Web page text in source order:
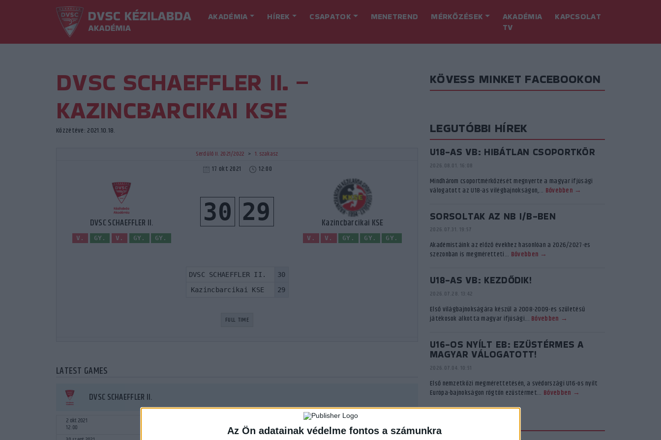
Az Ön adatainak védelme fontos a számunkra
AKADÉMIA HÍREK CSAPATOK MENETREND MÉRKŐZÉSEK
AKADÉMIA
TV
KAPCSOLAT
DVSC SCHAEFFLER II. –
KAZINCBARCIKAI KSE
Közzétéve: 2021.10.18.
Serdülő II. 2021/2022 > 1. szakasz
17 okt 2021 12:00
DVSC SCHAEFFLER II.
V. GY. V. GY. GY.
30 29 Kazincbarcikai KSE
V. V. GY. GY. GY.
DVSC SCHAEFFLER II.
30
Kazincbarcikai KSE
29
FULL TIME
LATEST GAMES
DVSC SCHAEFFLER II.
2 okt 2021
12:00
DVSC SCHAEFFLER II.
KÖVESS MINKET FACEBOOKON
LEGUTÓBBI HÍREK
U18-AS VB: HIBÁTLAN CSOPORTKÖR
2026.08.01. 16:08
Mindhárom csoportmérkőzését megnyerte a magyar ifjúsági
válogatott az U18-as vilégbajnokságon,... Bővebben →
SORSOLTAK AZ NB I/B-BEN
2026.07.31. 19:57
Akadémistáink az előző évekhez hasonlóan a 2026/2027-es
szezonban is megméretteti... Bővebben →
U18-AS VB: KEZDŐDIK!
2026.07.28. 13:42
Első világbajnokságára készül a 2008-2009-es születésű
játékosok alkotta magyar ifjúsági... Bővebben →
U16-OS NYÍLT EB: EZÜSTÉRMES A
MAGYAR VÁLOGATOTT!
2026.07.04. 10:51
Első nemzetközi megmérettetésén, a svédországi U16-os nyílt
Európa-bajnokságon rögtön ezüstérmet... Bővebben →